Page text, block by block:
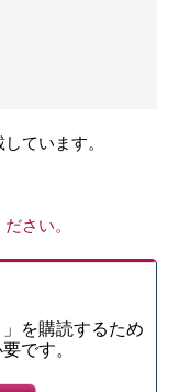
ています。
さい。
を購読するため
です。